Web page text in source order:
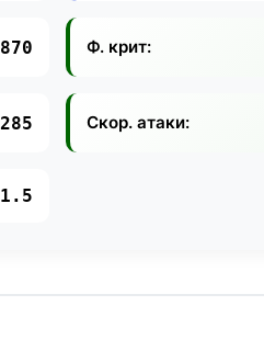
870 Ф. крит:
285 Скор. атаки:
1.5